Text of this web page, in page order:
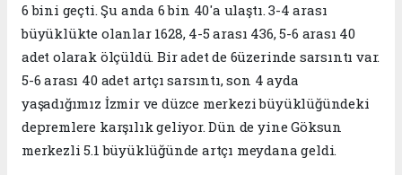
6 bini geçti. Şu anda 6 bin 40'a ulaştı. 3-4 arası
büyüklükte olanlar 1628, 4-5 arası 436, 5-6 arası 40
adet olarak ölçüldü. Bir adet de 6üzerinde sarsıntı var.
5-6 arası 40 adet artçı sarsıntı, son 4 ayda
yaşadığımız İzmir ve düzce merkezi büyüklüğündeki
depremlere karşılık geliyor. Dün de yine Göksun
merkezli 5.1 büyüklüğünde artçı meydana geldi.